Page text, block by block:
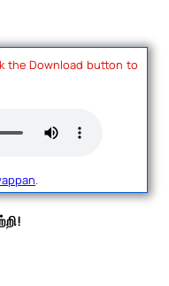
the Download button to
.